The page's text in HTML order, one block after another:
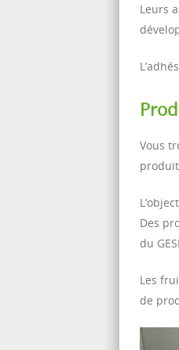
Leurs
Vous
Des
du
Les
de